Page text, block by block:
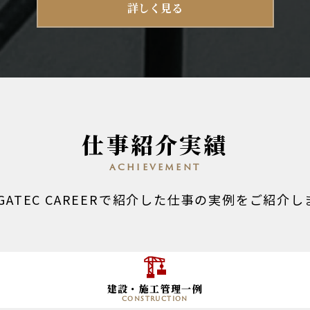
詳しく見る
仕事紹介実績
achievement
CAREERで紹介した仕事の実例をご紹介し
建設・施工管理一例
construction